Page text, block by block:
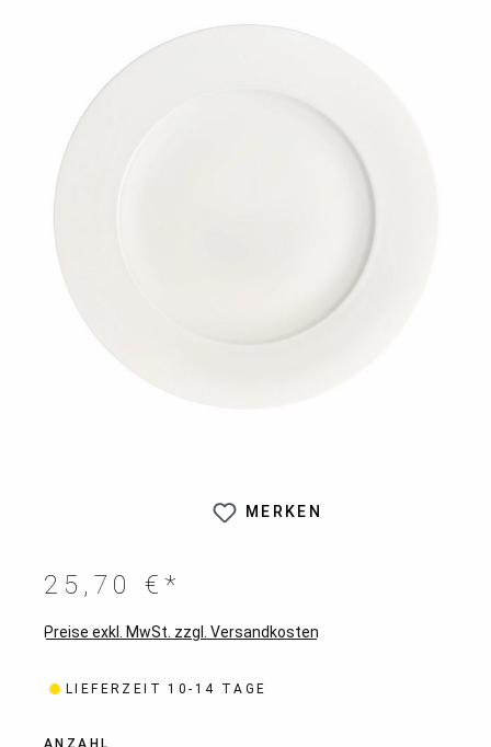
MERKEN
25,70 €*
Preise exkl. MwSt. zzgl. Versandkosten
LIEFERZEIT 10-14 TAGE